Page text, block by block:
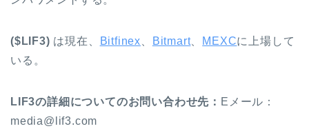
($LIF3) は現在、 Bitfinex Bitmart、 MEXCに上場して
いる。
LIF3の詳細についてのお問い合わせ先： Eメール：
media@lif3.com